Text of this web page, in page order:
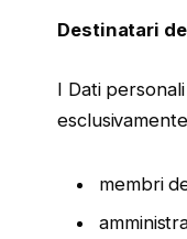
Destinatari
I Dati
membri